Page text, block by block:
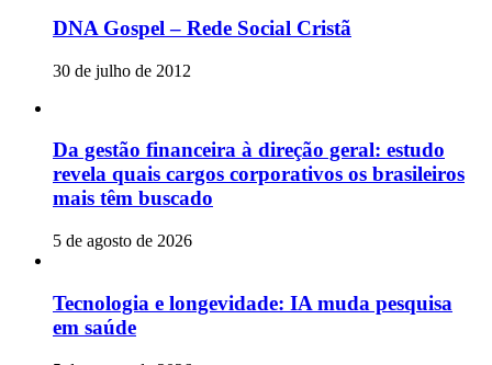
DNA Gospel – Rede Social Cristã
30 de julho de 2012
Da gestão financeira à direção geral: estudo
revela quais cargos corporativos os brasileiros
mais têm buscado
5 de agosto de 2026
Tecnologia e longevidade: IA muda pesquisa
em saúde